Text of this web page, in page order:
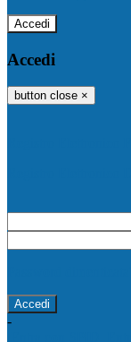
Accedi
Accedi
button close ×
-